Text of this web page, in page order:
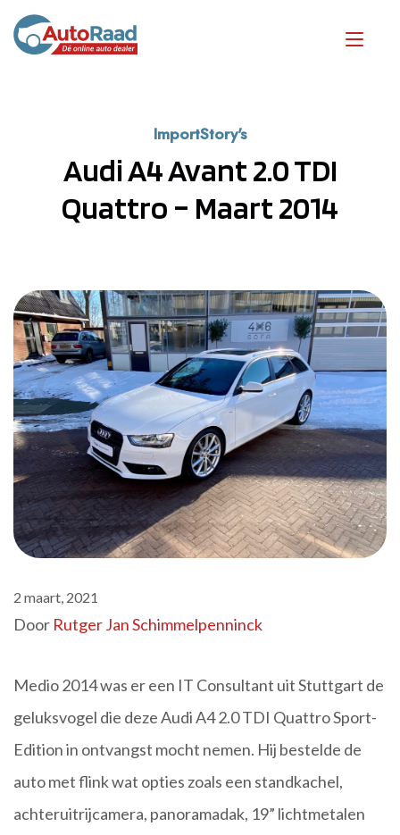
ImportStory's
Audi A4 Avant 2.0 TDI
Quattro – Maart 2014
2 maart, 2021
Door Rutger Jan Schimmelpenninck
Medio 2014 was er een IT Consultant uit Stuttgart de
geluksvogel die deze Audi A4 2.0 TDI Quattro Sport-
Edition in ontvangst mocht nemen. Hij bestelde de
auto met flink wat opties zoals een standkachel,
achteruitrijcamera, panoramadak, 19” lichtmetalen